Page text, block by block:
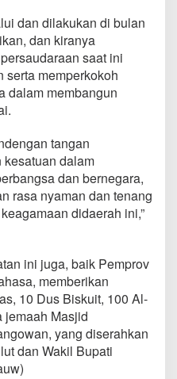
i
m
L
a
n
g
n
dan dilakukan di bulan
dan kiranya
saat ini
serta memperkokoh
dalam membangun
tangan
kesatuan dalam
dan bernegara,
rasa nyaman dan tenang
didaerah ini,”
ini juga, baik Pemprov
memberikan
10 Dus Biskuit, 100 Al-
jemaah Masjid
yang diserahkan
dan Wakil Bupati